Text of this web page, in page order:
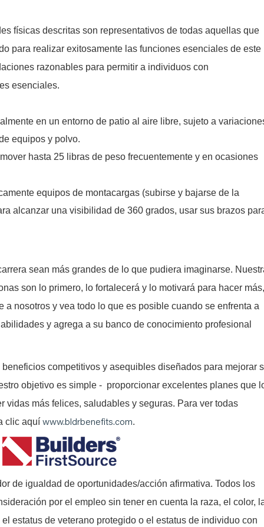
físicas descritas son representativos de todas aquellas que
para realizar exitosamente las funciones esenciales de este
razonables para permitir a individuos con
esenciales.
en un entorno de patio al aire libre, sujeto a
equipos y polvo.
hasta 25 libras de peso frecuentemente y en ocasiones
equipos de montacargas (subirse y bajarse de la
alcanzar una visibilidad de 360 grados, usar sus brazos
sean más grandes de lo que pudiera imaginarse.
son lo primero, lo fortalecerá y lo motivará para hacer más,
a nosotros y vea todo lo que es posible cuando se enfrenta a
y agrega a su banco de conocimiento profesional
competitivos y asequibles diseñados para mejorar
objetivo es simple - proporcionar excelentes planes que
vidas más felices, saludables y seguras. Para ver todas
clic aquí www.bldrbenefits.com.
de igualdad de oportunidades/acción afirmativa. Todos los
por el empleo sin tener en cuenta la raza, el color,
estatus de veterano protegido o el estatus de individuo con